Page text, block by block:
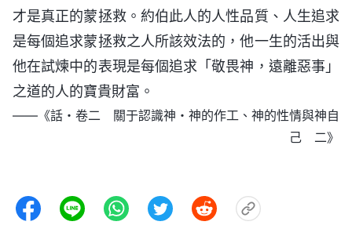
才是真正的蒙拯救。約伯此人的人性品質、人生追求
是每個追求蒙拯救之人所該效法的，他一生的活出與
他在試煉中的表現是每個追求「敬畏神，遠離惡事」
之道的人的寶貴財富。
——《話・卷二 關于認識神・神的作工、神的性情與神自
己 二》